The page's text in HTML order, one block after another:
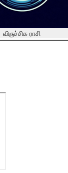
விருச்சிக ராசி